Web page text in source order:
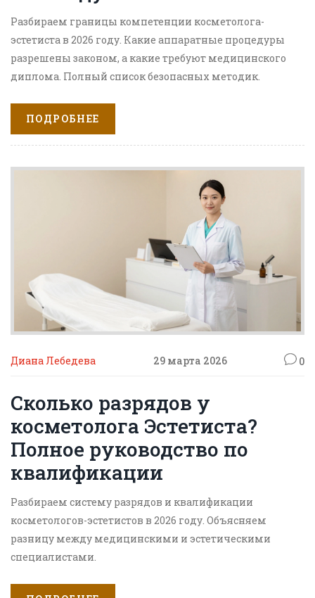
Разбираем границы компетенции косметолога-
эстетиста в 2026 году. Какие аппаратные процедуры
разрешены законом, а какие требуют медицинского
диплома. Полный список безопасных методик.
ПОДРОБНЕЕ
Диана Лебедева 29 марта 2026 0
Сколько разрядов у
косметолога Эстетиста?
Полное руководство по
квалификации
Разбираем систему разрядов и квалификации
косметологов-эстетистов в 2026 году. Объясняем
разницу между медицинскими и эстетическими
специалистами.